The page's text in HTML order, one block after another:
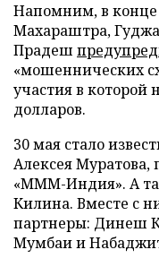
Напомним, в
Махараштра,
Прадеш
«мошеннических
участия в которой
долларов.
30 мая стало
Алексея
«МММ-Индия». А
Килина. Вместе с
партнеры: Динеш
Мумбаи и